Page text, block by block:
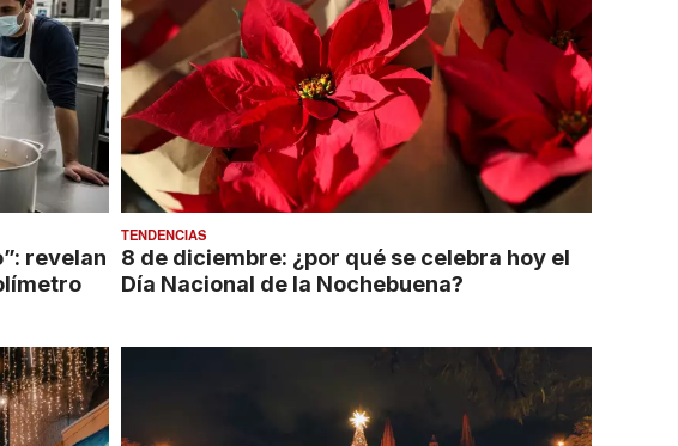
revelan
TENDENCIAS
8 de diciembre: ¿por qué se celebra hoy el
Día Nacional de la Nochebuena?